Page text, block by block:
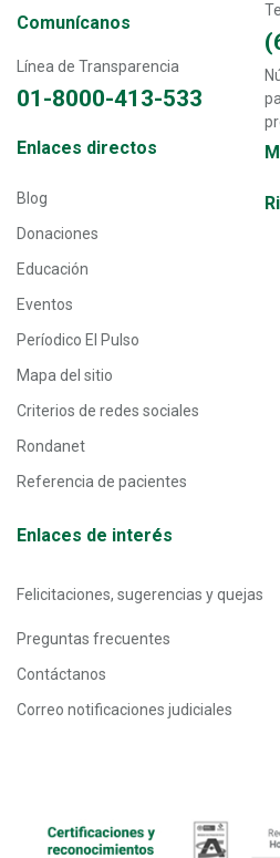
Comunícanos
Línea de Transparencia
01-8000-413-533
Transversal - Menú enlaces directos
Enlaces directos
Blog
Donaciones
Educación
Eventos
Períodico El Pulso
Mapa del sitio
Criterios de redes sociales
Rondanet
Referencia de pacientes
Enlaces de interés
Felicitaciones, sugerencias y quejas
Preguntas frecuentes
Contáctanos
Correo notificaciones judiciales